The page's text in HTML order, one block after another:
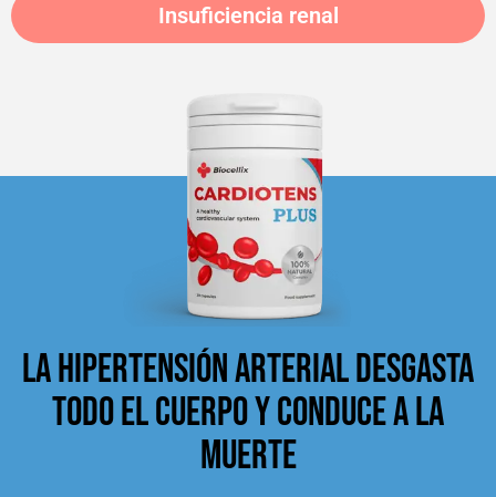
Insuficiencia renal
LA HIPERTENSIÓN ARTERIAL DESGASTA
TODO EL CUERPO Y CONDUCE A LA
MUERTE